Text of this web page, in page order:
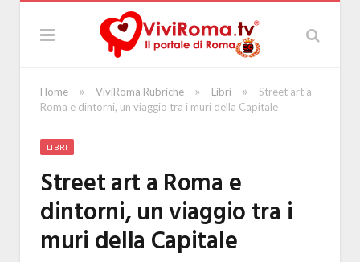
Home » ViviRoma Rubriche » Libri »
Street art a
Roma e dintorni, un viaggio tra i muri della Capitale
LIBRI
Street art a Roma e
dintorni, un viaggio tra i
muri della Capitale